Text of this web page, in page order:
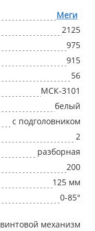
Меги
2125
975
915
56
МСК-3101
белый
с подголовником
2
разборная
200
125 мм
0-85°
винтовой механизм